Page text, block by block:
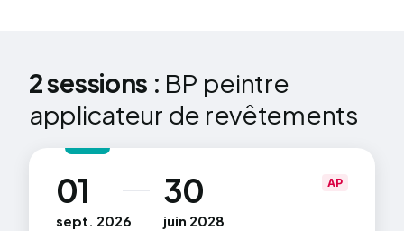
2023-2024 et 2023-2024/MESR InserSup données
2023 et 2024.
2 sessions : BP peintre
applicateur de revêtements
01
sept. 2026
au 30
juin 2028
AP